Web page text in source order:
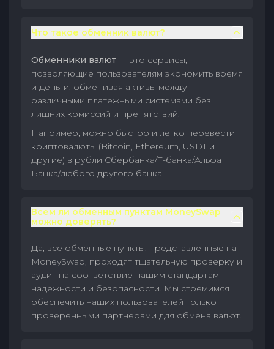
Что такое обменник валют?
Обменники валют — это сервисы,
позволяющие пользователям экономить время
и деньги, обменивая активы между
различными платежными системами без
лишних комиссий и препятствий.
Например, можно быстро и легко перевести
криптовалюты (Bitcoin, Ethereum, USDT и
другие) в рубли Сбербанка/Т-банка/Альфа
Банка/любого другого банка.
Всем ли обменным пунктам MoneySwap
можно доверять?
Да, все обменные пункты, представленные на
MoneySwap, проходят тщательную проверку и
аудит на соответствие нашим стандартам
надежности и безопасности. Мы стремимся
обеспечить наших пользователей только
проверенными партнерами для обмена валют.